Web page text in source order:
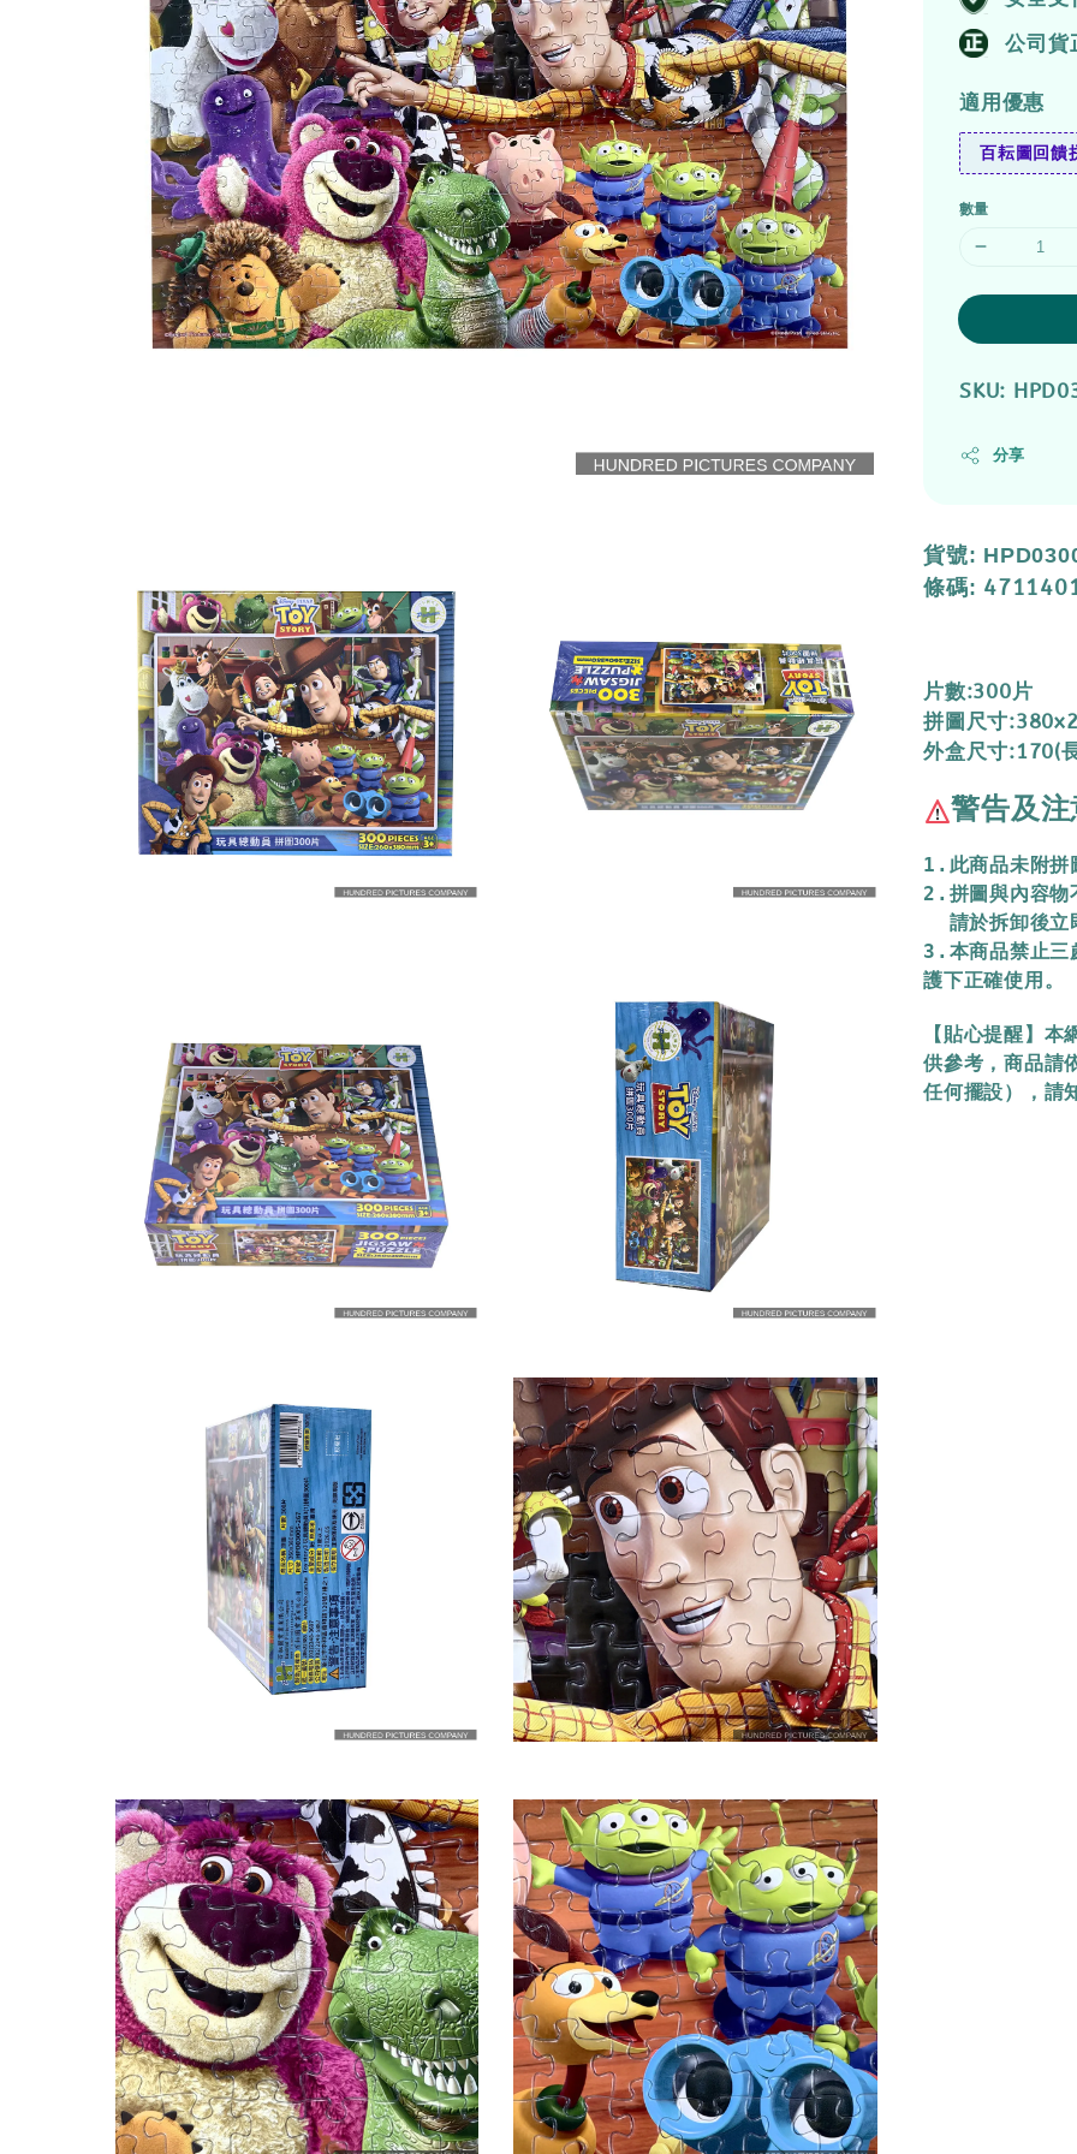
公司貨
適用優惠
百耘圖回饋
數量
SKU:
分享
貨號:
條碼:
片數:300片
拼圖尺寸
外盒尺寸:170(
警告及注
1.此商品未附拼
2.拼圖與內容物
請於拆卸後
3.本商品禁止三
護下正確使用。
【貼心提醒】
供參考，商品請
任何擺設），請